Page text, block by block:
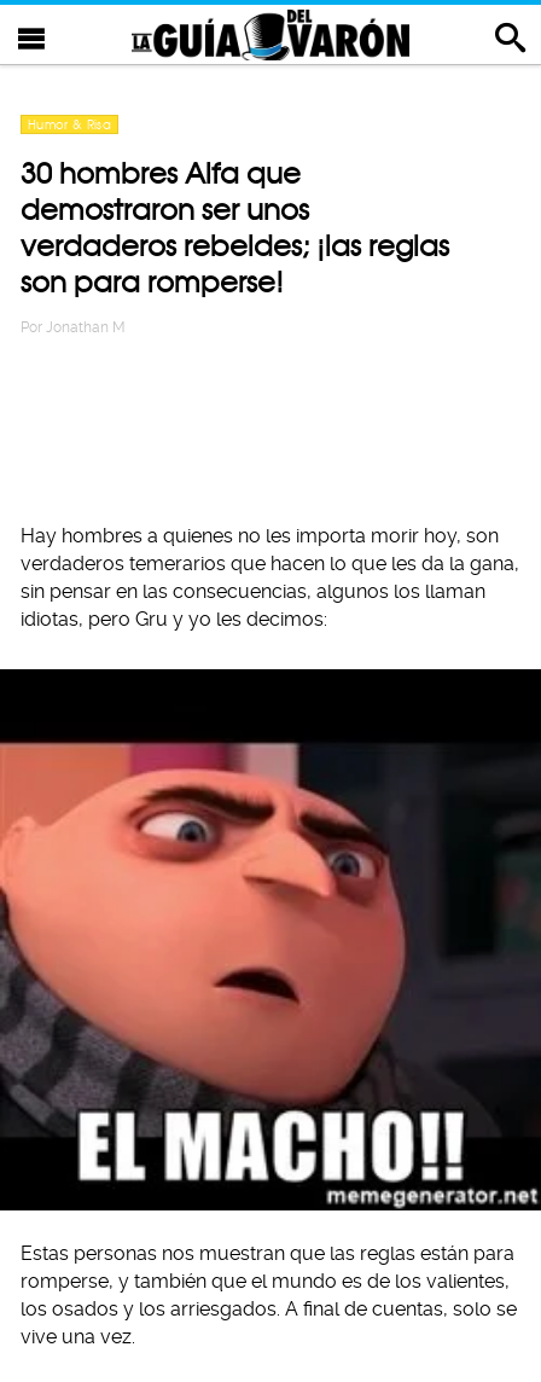
Humor & Risa
30 hombres Alfa que
demostraron ser unos
verdaderos rebeldes; ¡las reglas
son para romperse!
Por Jonathan M
Hay hombres a quienes no les importa morir hoy, son
verdaderos temerarios que hacen lo que les da la gana,
sin pensar en las consecuencias, algunos los llaman
idiotas, pero Gru y yo les decimos:
Estas personas nos muestran que las reglas están para
romperse, y también que el mundo es de los valientes,
los osados y los arriesgados. A final de cuentas, solo se
vive una vez.